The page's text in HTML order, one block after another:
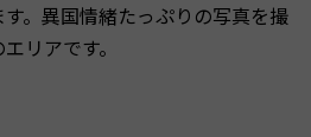
。異国情緒たっぷりの写真を撮
リアです。